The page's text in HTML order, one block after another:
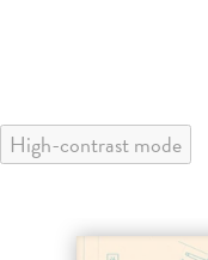
High-contrast mode